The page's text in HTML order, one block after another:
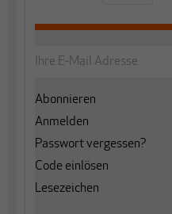
Abonnieren
Anmelden
Passwort vergessen?
Code einlösen
Lesezeichen